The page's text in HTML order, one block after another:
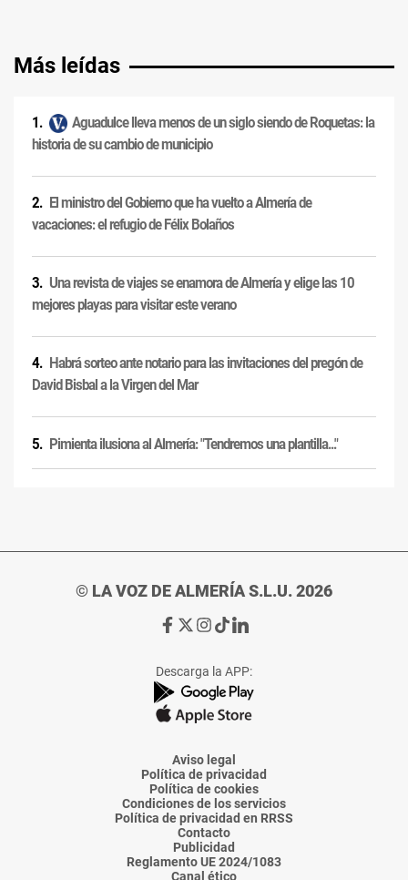
Más leídas
Aguadulce lleva menos de un siglo siendo de Roquetas: la
historia de su cambio de municipio
El ministro del Gobierno que ha vuelto a Almería de
vacaciones: el refugio de Félix Bolaños
Una revista de viajes se enamora de Almería y elige las 10
mejores playas para visitar este verano
Habrá sorteo ante notario para las invitaciones del pregón de
David Bisbal a la Virgen del Mar
Pimienta ilusiona al Almería: "Tendremos una plantilla..."
© LA VOZ DE ALMERÍA S.L.U. 2026
Ir
de
La
Voz
Almería
Ir
de
La
Voz
Almería
Ir
de
La
Voz
Almería
Ir
de
La
Voz
Almería
Ir
de
La
Voz
Descarga la APP:
Aviso legal
Política de privacidad
Política de cookies
Condiciones de los servicios
Política de privacidad en RRSS
Contacto
Publicidad
Reglamento UE 2024/1083
Canal ético